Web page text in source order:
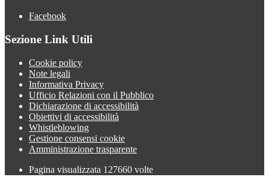
Facebook
Sezione Link Utili
Cookie policy
Note legali
Informativa Privacy
Ufficio Relazioni con il Pubblico
Dichiarazione di accessibilità
Obiettivi di accessibilità
Whistleblowing
Gestione consensi cookie
Amministrazione trasparente
Pagina visualizzata 127660 volte